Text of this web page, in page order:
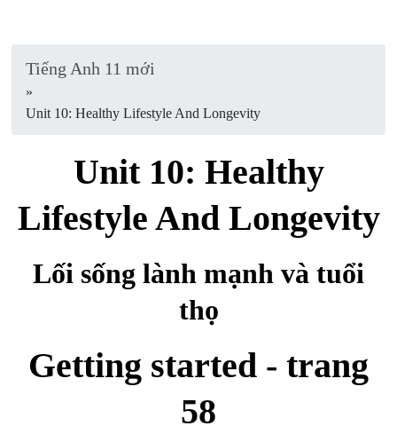
Tiếng Anh 11 mới
»
Unit 10: Healthy Lifestyle And Longevity
Unit 10: Healthy
Lifestyle And Longevity
Lối sống lành mạnh và tuổi
thọ
Getting started - trang
58